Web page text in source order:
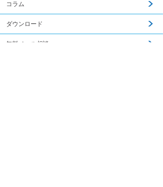
コラム
ダウンロード
無料メール相談